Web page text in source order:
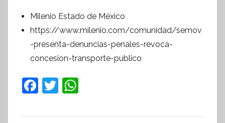
Milenio Estado de México
https://www.milenio.com/comunidad/semov
-presenta-denuncias-penales-revoca-
concesion-transporte-publico
F
T